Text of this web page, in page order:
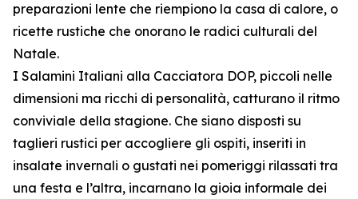
preparazioni lente che riempiono la casa di calore, o
ricette rustiche che onorano le radici culturali del
Natale.
I Salamini Italiani alla Cacciatora DOP, piccoli nelle
dimensioni ma ricchi di personalità, catturano il ritmo
conviviale della stagione. Che siano disposti su
taglieri rustici per accogliere gli ospiti, inseriti in
insalate invernali o gustati nei pomeriggi rilassati tra
una festa e l’altra, incarnano la gioia informale dei